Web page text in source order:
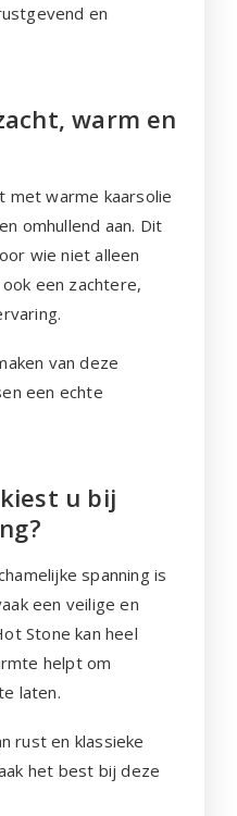
en
warm en
met warme kaarsolie
omhullend aan. Dit
wie niet alleen
een zachtere,
van deze
een echte
u bij
spanning is
een veilige en
Stone kan heel
helpt om
laten.
rust en klassieke
het best bij deze